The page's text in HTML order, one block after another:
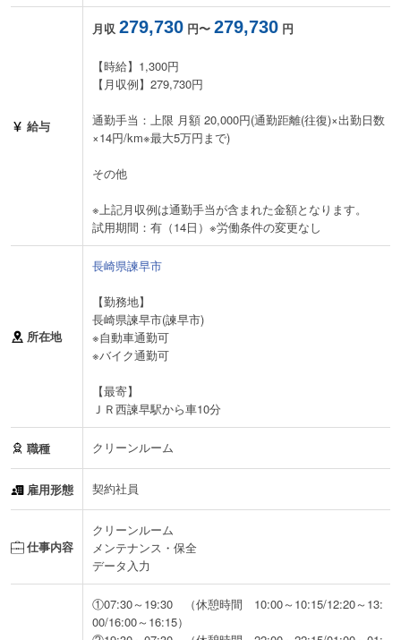
給与
月収 279,730 円〜 279,730 円
【時給】1,300円
【月収例】279,730円
通勤手当：上限 月額 20,000円(通勤距離(往復)×出勤日数
×14円/km※最大5万円まで)
その他
※上記月収例は通勤手当が含まれた金額となります。
試用期間：有（14日）※労働条件の変更なし
所在地
長崎県諫早市
【勤務地】
長崎県諫早市(諫早市)
※自動車通勤可
※バイク通勤可
【最寄】
ＪＲ西諫早駅から車10分
職種 クリーンルーム
雇用形態 契約社員
仕事内容
クリーンルーム
メンテナンス・保全
データ入力
①07:30～19:30 （休憩時間 10:00～10:15/12:20～13:
00/16:00～16:15）